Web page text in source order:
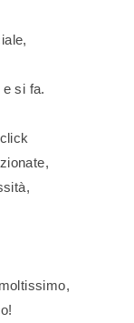
si fa.